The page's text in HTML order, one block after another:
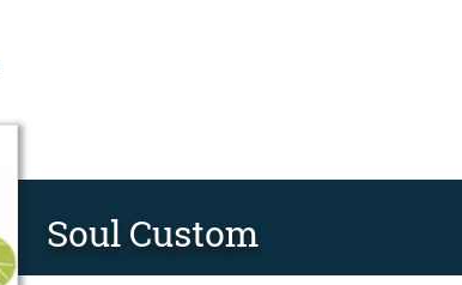
Soul Custom